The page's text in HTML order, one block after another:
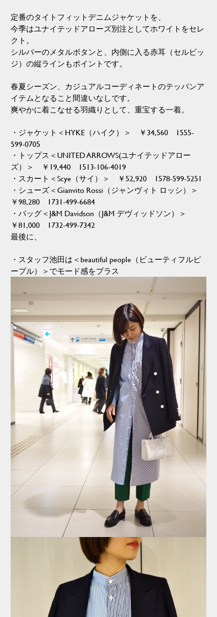
定番のタイトフィットデニムジャケットを、
今季はユナイテッドアローズ別注としてホワイトをセレ
クト。
シルバーのメタルボタンと、内側に入る赤耳（セルビッ
ジ）の縦ラインもポイントです。
春夏シーズン、カジュアルコーディネートのテッパンア
イテムとなること間違いなしです。
爽やかに着こなせる羽織りとして、重宝する一着。
・ジャケット＜HYKE（ハイク）＞ ￥34,560 1555-
599-0705
・トップス＜UNITED ARROWS(ユナイテッドアロー
ズ）＞ ￥19,440 1513-106-4019
・スカート＜Scye（サイ）＞ ￥52,920 1578-599-5251
・シューズ＜Gianvito Rossi（ジャンヴィト ロッシ）＞
￥98,280 1731-499-6684
・バッグ＜J&M Davidson（J&M デヴィッドソン）＞
￥81,000 1732-499-7342
最後に、
・スタッフ池田は＜beautiful people（ビューティフルピ
ープル）＞でモード感をプラス